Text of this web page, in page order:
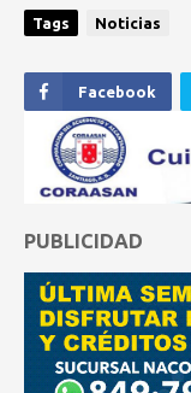
Tags Noticias
Facebook
PUBLICIDAD